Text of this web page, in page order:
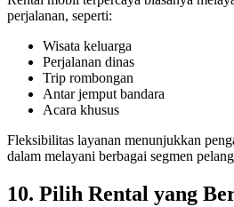
perjalanan, seperti:
Wisata keluarga
Perjalanan dinas
Trip rombongan
Antar jemput bandara
Acara khusus
Fleksibilitas layanan menunjukkan
dalam melayani berbagai segmen
10. Pilih Rental yang